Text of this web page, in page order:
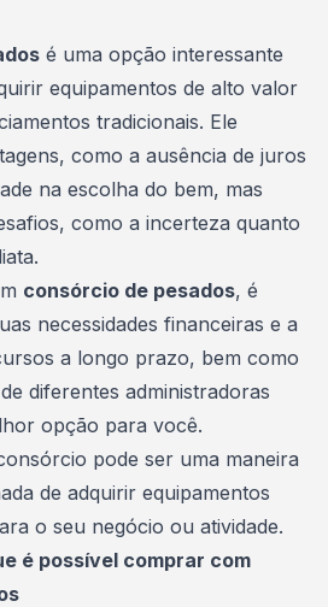
é uma opção interessante
equipamentos de alto valor
tradicionais. Ele
como a ausência de juros
na escolha do bem, mas
como a incerteza quanto
consórcio de pesados, é
necessidades financeiras e a
a longo prazo, bem como
diferentes administradoras
opção para você.
pode ser uma maneira
de adquirir equipamentos
o seu negócio ou atividade.
é possível comprar com